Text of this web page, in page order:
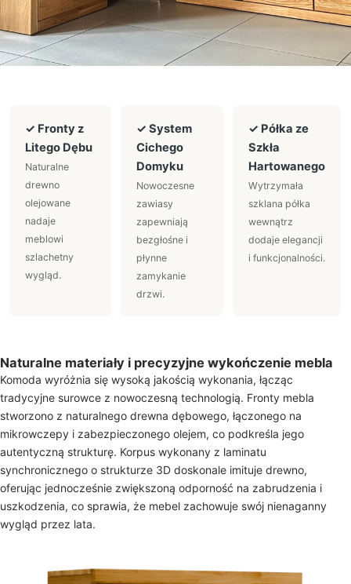
✓ Fronty z
Litego Dębu
Naturalne
drewno
olejowane
nadaje
meblowi
szlachetny
wygląd.
✓ System
Cichego
Domyku
Nowoczesne
zawiasy
zapewniają
bezgłośne i
płynne
zamykanie
drzwi.
✓ Półka ze
Szkła
Hartowanego
Wytrzymała
szklana półka
wewnątrz
dodaje elegancji
i funkcjonalności.
Naturalne materiały i precyzyjne wykończenie mebla
Komoda wyróżnia się wysoką jakością wykonania, łącząc
tradycyjne surowce z nowoczesną technologią. Fronty mebla
stworzono z naturalnego drewna dębowego, łączonego na
mikrowczepy i zabezpieczonego olejem, co podkreśla jego
autentyczną strukturę. Korpus wykonany z laminatu
synchronicznego o strukturze 3D doskonale imituje drewno,
oferując jednocześnie zwiększoną odporność na zabrudzenia i
uszkodzenia, co sprawia, że mebel zachowuje swój nienaganny
wygląd przez lata.